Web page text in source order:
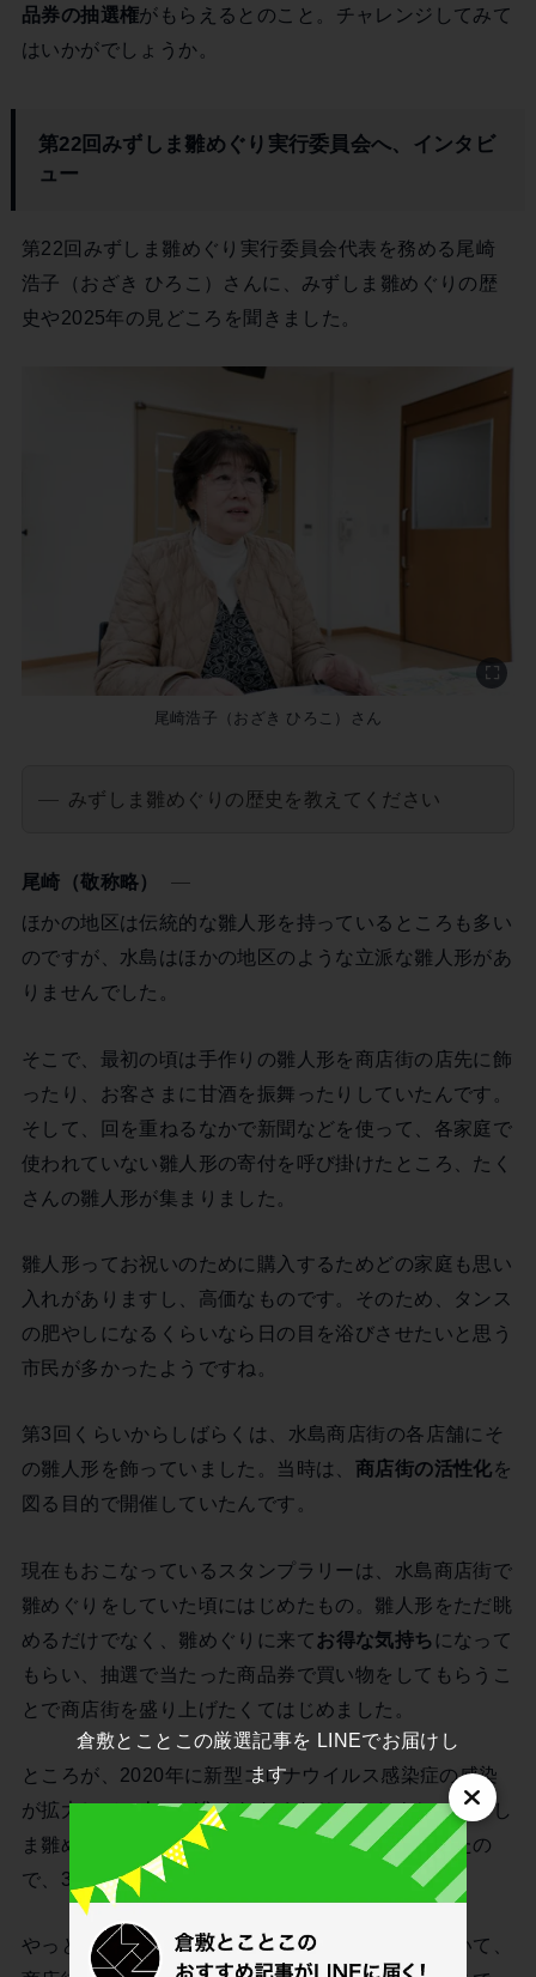
品券の抽選権がもらえるとのこと。チャレンジしてみて
はいかがでしょうか。
第22回みずしま雛めぐり実行委員会へ、インタビ
ュー
第22回みずしま雛めぐり実行委員会代表を務める尾崎
浩子（おざき ひろこ）さんに、みずしま雛めぐりの歴
史や2025年の見どころを聞きました。
尾崎浩子（おざき ひろこ）さん
みずしま雛めぐりの歴史を教えてください
尾崎（敬称略）
ほかの地区は伝統的な雛人形を持っているところも多い
のですが、水島はほかの地区のような立派な雛人形があ
りませんでした。
そこで、最初の頃は手作りの雛人形を商店街の店先に飾
ったり、お客さまに甘酒を振舞ったりしていたんです。
そして、回を重ねるなかで新聞などを使って、各家庭で
使われていない雛人形の寄付を呼び掛けたところ、たく
さんの雛人形が集まりました。
雛人形ってお祝いのために購入するためどの家庭も思い
入れがありますし、高価なものです。そのため、タンス
の肥やしになるくらいなら日の目を浴びさせたいと思う
市民が多かったようですね。
第3回くらいからしばらくは、水島商店街の各店舗にそ
の雛人形を飾っていました。当時は、 商店街の活性化を
図る目的で開催していたんです。
現在もおこなっているスタンプラリーは、水島商店街で
雛めぐりをしていた頃にはじめたもの。雛人形をただ眺
めるだけでなく、雛めぐりに来てお得な気持ち になって
もらい、抽選で当たった商品券で買い物をしてもらうこ
とで商店街を盛り上げたくてはじめました。
ところが、2020年に新型コロナウイルス感染症の感染
が拡大して、人々が集まれなくなりましたよね。みずし
ま雛めぐりは、甘酒を振舞うなど飲食も伴っていたの
で、3年ほどほとんど活動できませんでした。
やっと再開したと思ったら水島も高齢化が進んでいて、
倉敷とことこの厳選記事を LINEでお届けし
ます